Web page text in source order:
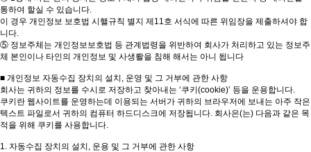
통하여 할실 수 있습니다.
이 경우 개인정보 보호법 시핼규칙 별지 제11호 서식에 따른 위임장을 제출하셔야 합
니다.
⑤ 정보주체는 개인정보보호법 등 관계법령을 위반하여 회사가 처리하고 있는 정보주
체 본인이나 타인의 개인정보 및 사생뢀을 침해 해서는 아니 됩니다
■ 개인정보 자동수집 장치의 설치, 운영 및 그 거부에 관한 사항
회사는 귀하의 정보를 수시로 저장하고 찾아내는 ‘쿠키(cookie)’ 등을 운용합니다.
쿠키란 웹사이트를 운영하는데 이용되는 서버가 귀하의 브라우저에 보내는 아주 작은
텍스트 파일로서 귀하의 컴퓨터 하드디스크에 저장됩니다. 회사은(는) 다음과 같은 목
적을 위해 쿠키를 사용합니다.
1. 자동수집 장치의 설치, 운용 및 그 거부에 관한 사항